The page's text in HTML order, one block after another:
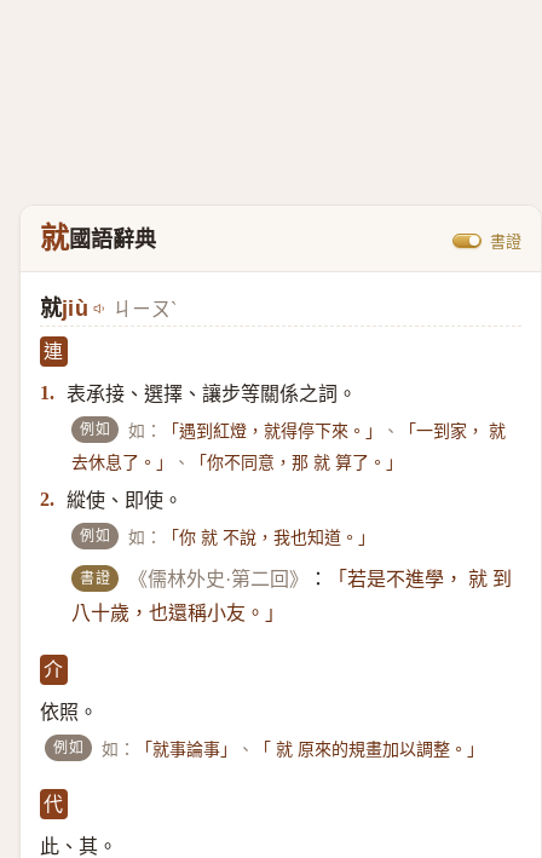
就國語辭典 書證
就jiù ㄐㄧㄡˋ
連
1. 表承接、選擇、讓步等關係之詞。
例如 如： 「遇到紅燈，就得停下來。」 、
「一到家， 就
去休息了。」
、 「你不同意，那 就 算了。」
2. 縱使、即使。
例如 如： 「你 就 不說，我也知道。」
書證 《儒林外史·第二回》 ：
「若是不進學， 就 到
八十歲，也還稱小友。」
介
依照。
例如 如： 「就事論事」 、 「 就 原來的規畫加以調整。」
代
此、其。